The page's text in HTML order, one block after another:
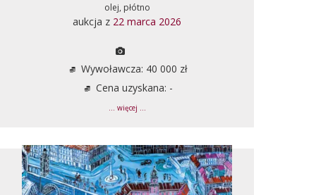
olej, płótno
aukcja z 22 marca 2026
Wywoławcza: 40 000 zł
Cena uzyskana: -
... więcej ...